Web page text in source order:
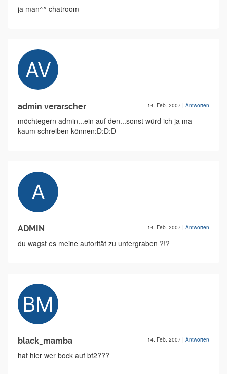
ja man^^ chatroom
admin verarscher 14. Feb. 2007 | Antworten
möchtegern admin...ein auf den...sonst würd ich ja ma
kaum schreiben können:D:D:D
ADMIN 14. Feb. 2007 | Antworten
du wagst es meine autorität zu untergraben ?!?
black_mamba 14. Feb. 2007 | Antworten
hat hier wer bock auf bf2???